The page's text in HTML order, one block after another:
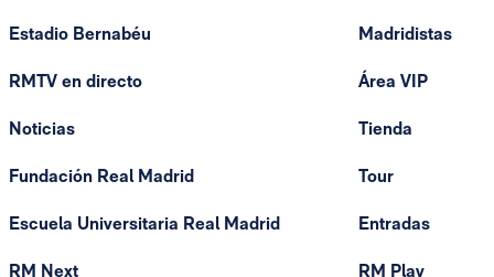
Estadio Bernabéu
RMTV en directo
Noticias
Fundación Real Madrid
Escuela Universitaria Real Madrid
RM Next
Madridistas
Área VIP
Tienda
Tour
Entradas
RM Play